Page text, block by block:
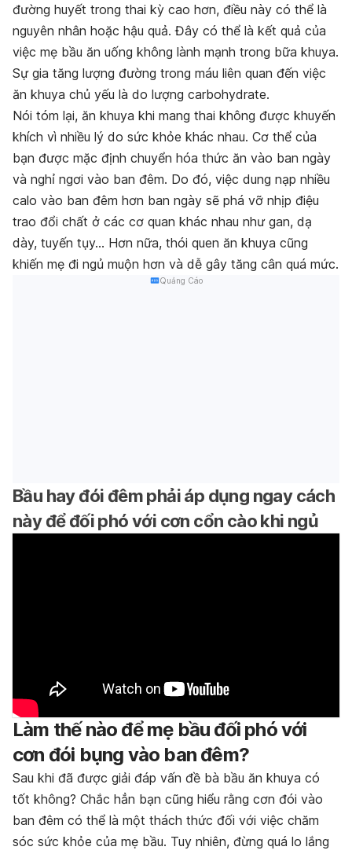
đường huyết trong thai kỳ cao hơn, điều này có thể là
nguyên nhân hoặc hậu quả. Đây có thể là kết quả của
việc mẹ bầu ăn uống không lành mạnh trong bữa khuya.
Sự gia tăng lượng đường trong máu liên quan đến việc
ăn khuya chủ yếu là do lượng carbohydrate.
Nói tóm lại, ăn khuya khi mang thai không được khuyến
khích vì nhiều lý do sức khỏe khác nhau. Cơ thể của
bạn được mặc định chuyển hóa thức ăn vào ban ngày
và nghỉ ngơi vào ban đêm. Do đó, việc dung nạp nhiều
calo vào ban đêm hơn ban ngày sẽ phá vỡ nhịp điệu
trao đổi chất ở các cơ quan khác nhau như gan, dạ
dày, tuyến tụy… Hơn nữa, thói quen ăn khuya cũng
khiến mẹ đi ngủ muộn hơn và dễ gây tăng cân quá mức.
Quảng Cáo
Bầu hay đói đêm phải áp dụng ngay cách
này để đối phó với cơn cổn cào khi ngủ
Làm thế nào để mẹ bầu đối phó với
cơn đói bụng vào ban đêm?
Sau khi đã được giải đáp vấn đề bà bầu ăn khuya có
tốt không? Chắc hẳn bạn cũng hiểu rằng cơn đói vào
ban đêm có thể là một thách thức đối với việc chăm
sóc sức khỏe của mẹ bầu. Tuy nhiên, đừng quá lo lắng